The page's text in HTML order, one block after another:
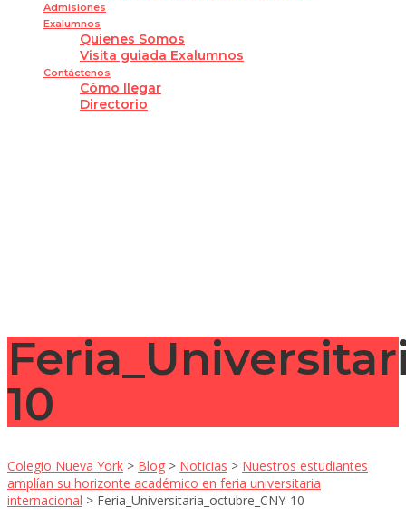
Admisiones
Exalumnos
Quienes Somos
Visita guiada Exalumnos
Contáctenos
Cómo llegar
Directorio
10
Colegio Nueva York > Blog > Noticias > Nuestros estudiantes
amplían su horizonte académico en feria universitaria
internacional > Feria_Universitaria_octubre_CNY-10